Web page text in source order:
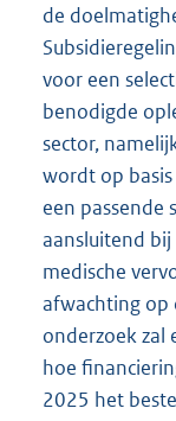
de
voor een
benodigde
sector,
wordt op
een passende
aansluitend
medische
afwachting op
onderzoek zal
hoe
2025 het